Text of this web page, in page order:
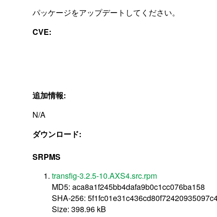
パッケージをアップデートしてください。
CVE:
追加情報:
N/A
ダウンロード:
SRPMS
transfig-3.2.5-10.AXS4.src.rpm
MD5: aca8a1f245bb4dafa9b0c1cc076ba158
SHA-256:
Size: 398.96 kB